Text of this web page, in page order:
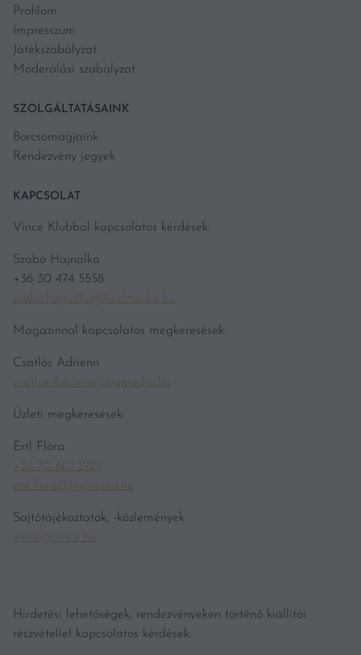
Profilom
Impresszum
Játékszabályzat
Moderálási szabályzat
SZOLGÁLTATÁSAINK
Borcsomagjaink
Rendezvény jegyek
KAPCSOLAT
Vince Klubbal kapcsolatos kérdések:
Szabó Hajnalka
+36 30 474 5558
szabo.hajnalka@kodmedia.hu
Magazinnal kapcsolatos megkeresések:
Csatlós Adrienn
csatlos.Adrienn@hgmedia.hu
Üzleti megkeresések:
Ertl Flóra
+36 70 601 1929
ertl.flora@hgmedia.hu
Sajtótájékoztatók, -közlemények
vince@vince.hu
Hirdetési lehetőségek, rendezvényeken történő kiállítói
részvétellel kapcsolatos kérdések: